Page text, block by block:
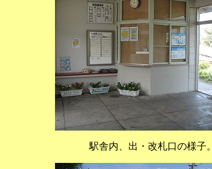
駅舎内、出・改札口の様子。